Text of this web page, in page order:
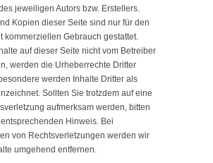
jeweiligen Autors bzw. Erstellers.
Kopien dieser Seite sind nur für den
kommerziellen Gebrauch gestattet.
auf dieser Seite nicht vom Betreiber
werden die Urheberrechte Dritter
werden Inhalte Dritter als
Sollten Sie trotzdem auf eine
aufmerksam werden, bitten
Hinweis. Bei
von Rechtsverletzungen werden wir
umgehend entfernen.